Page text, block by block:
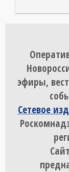
эфиры,
Сетевое